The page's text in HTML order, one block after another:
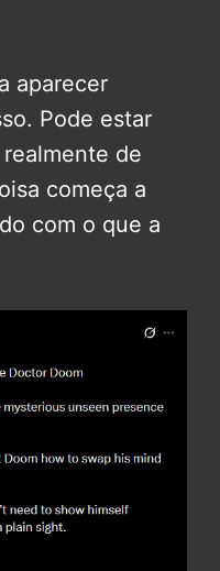
aparecer
Pode estar
de
começa a
com o que a